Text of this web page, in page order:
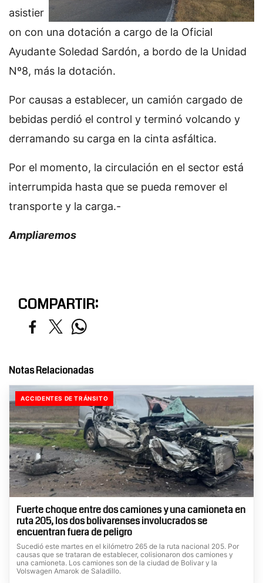
asistier
on con una dotación a cargo de la Oficial
Ayudante Soledad Sardón, a bordo de la Unidad
Nº8, más la dotación.
Por causas a establecer, un camión cargado de
bebidas perdió el control y terminó volcando y
derramando su carga en la cinta asfáltica.
Por el momento, la circulación en el sector está
interrumpida hasta que se pueda remover el
transporte y la carga.-
Ampliaremos
COMPARTIR:
Notas Relacionadas
ACCIDENTES DE TRÁNSITO
Fuerte choque entre dos camiones y una camioneta en
ruta 205, los dos bolivarenses involucrados se
encuentran fuera de peligro
Sucedió este martes en el kilómetro 265 de la ruta nacional 205. Por
causas que se trataran de establecer, colisionaron dos camiones y
una camioneta. Los camiones son de la ciudad de Bolivar y la
Volswagen Amarok de Saladillo.